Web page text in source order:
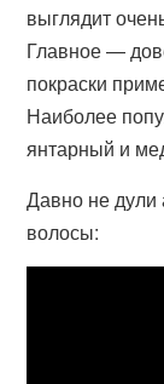
выглядит
Главное —
покраски
Наиболее
янтарный и
Давно не дули
волосы: